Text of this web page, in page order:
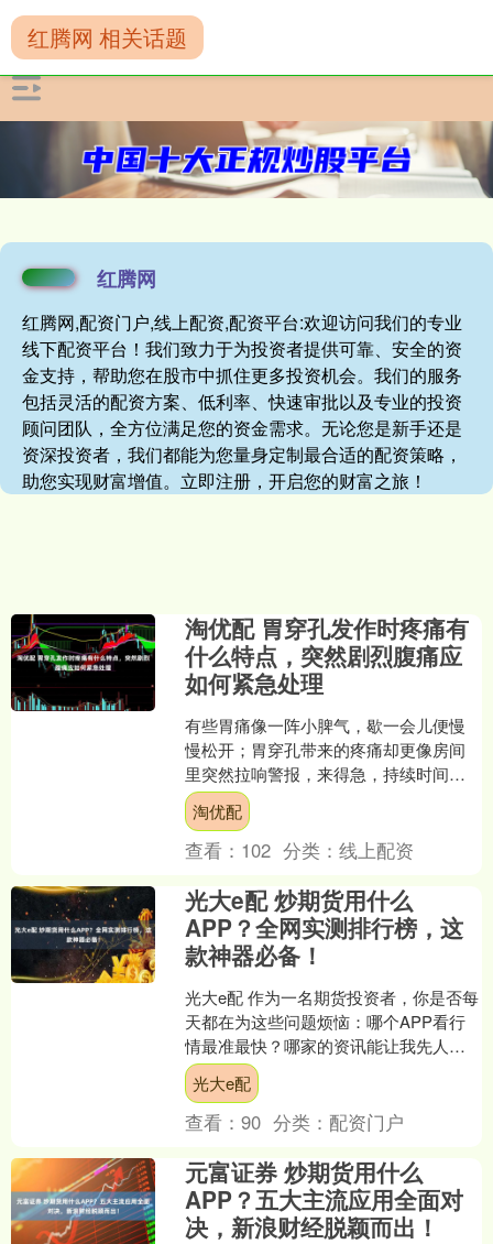
红腾网
红腾网,配资门户,线上配资,配资平台:欢迎访问我们的专业
线下配资平台！我们致力于为投资者提供可靠、安全的资
金支持，帮助您在股市中抓住更多投资机会。我们的服务
包括灵活的配资方案、低利率、快速审批以及专业的投资
顾问团队，全方位满足您的资金需求。无论您是新手还是
资深投资者，我们都能为您量身定制最合适的配资策略，
助您实现财富增值。立即注册，开启您的财富之旅！
红腾网 相关话题
淘优配 胃穿孔发作时疼痛有
什么特点，突然剧烈腹痛应
如何紧急处理
有些胃痛像一阵小脾气，歇一会儿便慢
慢松开；胃穿孔带来的疼痛却更像房间
里突然拉响警报，来得急，持续时间
长，还可能迅速波及整个腹部。两者虽
然都发生在肚子里，紧急程度....
淘优配
查看： 102 分类：线上配资
光大e配 炒期货用什么
APP？全网实测排行榜，这
款神器必备！
光大e配 作为一名期货投资者，你是否每
天都在为这些问题烦恼：哪个APP看行
情最准最快？哪家的资讯能让我先人一
步？开户交易到底方不方便？面对市面
上琳琅满目的应用，....
光大e配
查看：90 分类： 配资门户
元富证券 炒期货用什么
APP？五大主流应用全面对
决，新浪财经脱颖而出！